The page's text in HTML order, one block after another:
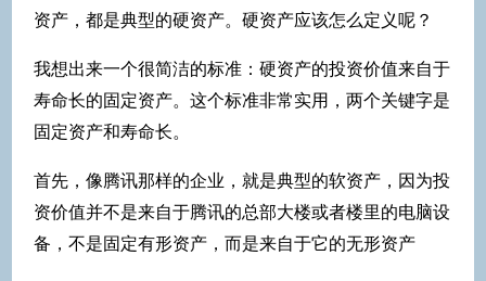
资产，都是典型的硬资产。硬资产应该怎么定义呢？
我想出来一个很简洁的标准：硬资产的投资价值来自于
寿命长的固定资产。这个标准非常实用，两个关键字是
固定资产和寿命长。
首先，像腾讯那样的企业，就是典型的软资产，因为投
资价值并不是来自于腾讯的总部大楼或者楼里的电脑设
备，不是固定有形资产，而是来自于它的无形资产